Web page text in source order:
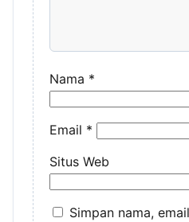
Nama *
Email *
Situs Web
Simpan nama,